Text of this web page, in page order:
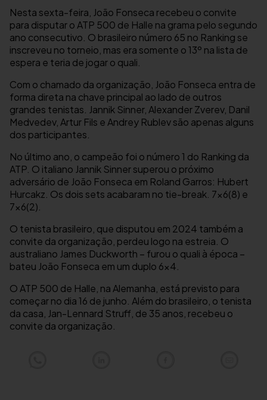
Nesta sexta-feira, João Fonseca recebeu o convite
para disputar o ATP 500 de Halle na grama pelo segundo
ano consecutivo. O brasileiro número 65 no Ranking se
inscreveu no torneio, mas era somente o 13º na lista de
espera e teria de jogar o quali.
Com o chamado da organização, João Fonseca entra de
forma direta na chave principal ao lado de outros
grandes tenistas. Jannik Sinner, Alexander Zverev, Danil
Medvedev, Artur Fils e Andrey Rublev são apenas alguns
dos participantes.
No último ano, o campeão foi o número 1 do Ranking da
ATP. O italiano Jannik Sinner superou o próximo
adversário de João Fonseca em Roland Garros: Hubert
Hurcakz. Os dois sets acabaram no tie-break. 7×6(8) e
7×6(2).
O tenista brasileiro, que disputou em 2024 também a
convite da organização, perdeu logo na estreia. O
australiano James Duckworth – furou o quali à época –
bateu João Fonseca em um duplo 6×4.
O ATP 500 de Halle, na Alemanha, está previsto para
começar no dia 16 de junho. Além do brasileiro, o tenista
da casa, Jan-Lennard Struff, de 35 anos, recebeu o
convite da organização.